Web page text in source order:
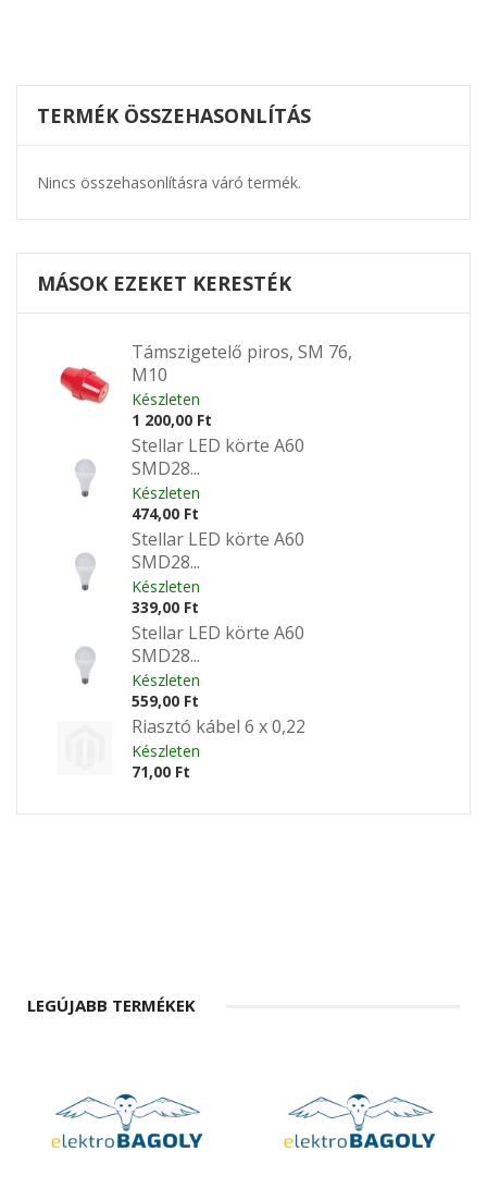
TERMÉK ÖSSZEHASONLÍTÁS
Nincs összehasonlításra váró termék.
MÁSOK EZEKET KERESTÉK
Támszigetelő piros, SM 76,
M10
Készleten
1 200,00 Ft
Stellar LED körte A60
SMD28...
Készleten
474,00 Ft
Stellar LED körte A60
SMD28...
Készleten
339,00 Ft
Stellar LED körte A60
SMD28...
Készleten
559,00 Ft
Riasztó kábel 6 x 0,22
Készleten
71,00 Ft
LEGÚJABB TERMÉKEK